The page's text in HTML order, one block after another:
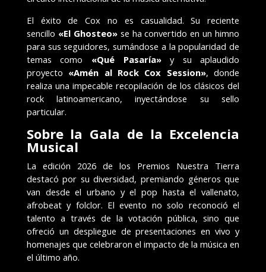
El éxito de Cox no es casualidad. Su reciente
sencillo «El Ghosteo»se ha convertido en un himno
para sus seguidores, sumándose a la popularidad de
temas como «Qué Pasaría»y su aplaudido
proyecto «Amén al Rock Cox Session», donde
realiza una impecable recopilación de los clásicos del
rock latinoamericano, inyectándose su sello
particular.
Sobre la Gala de la Excelencia
Musical
La edición 2026 de los Premios Nuestra Tierra
destacó por su diversidad, premiando géneros que
van desde el urbano y el pop hasta el vallenato,
afrobeat y folclor. El evento no solo reconoció el
talento a través de la votación pública, sino que
ofreció un despliegue de presentaciones en vivo y
homenajes que celebraron el impacto de la música en
el último año.